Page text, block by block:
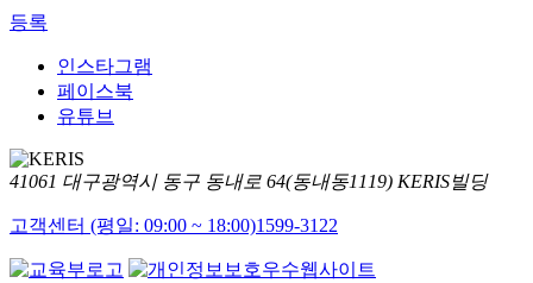
등록
인스타그램
페이스북
유튜브
41061 대구광역시 동구 동내로 64(동내동1119) KERIS빌딩
고객센터 (평일: 09:00 ~ 18:00)1599-3122